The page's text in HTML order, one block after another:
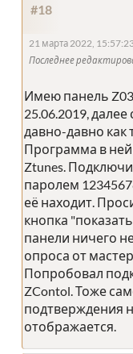
#18
21 марта 2022,
Последнее
Имею панель
25.06.2019,
давно-давно как
Программа в ней
Ztunes.
паролем
её находит.
кнопка
панели ничего
опроса от
Попробовал
ZContol. Тоже
подтверждения
отображается.